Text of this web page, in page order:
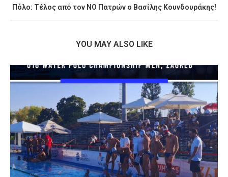
Πόλο: Τέλος από τον ΝΟ Πατρών ο Βασίλης Κουνδουράκης!
YOU MAY ALSO LIKE